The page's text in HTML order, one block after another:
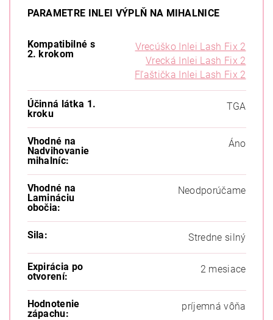
PARAMETRE INLEI VÝPLŇ NA MIHALNICE
Kompatibilné s
2. krokom
Vrecúško Inlei Lash Fix 2
Vrecká Inlei Lash Fix 2
Fľaštička Inlei Lash Fix 2
Účinná látka 1.
kroku
TGA
Vhodné na
Nadvihovanie
mihalníc:
Áno
Vhodné na
Lamináciu
obočia:
Neodporúčame
Sila: Stredne silný
Expirácia po
otvorení:
2 mesiace
Hodnotenie
zápachu:
príjemná vôňa